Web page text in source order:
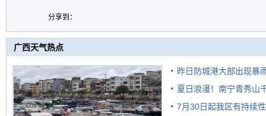
分享到：
广西天气热点
昨日防城港大部出现暴
雨
夏日浪漫！南宁青秀山
7月30日起我区有持续